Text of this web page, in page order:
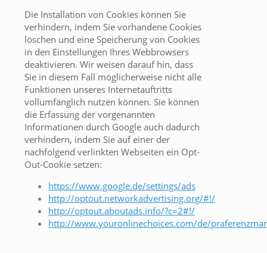
Die Installation von Cookies können Sie
verhindern, indem Sie vorhandene Cookies
löschen und eine Speicherung von Cookies
in den Einstellungen Ihres Webbrowsers
deaktivieren. Wir weisen darauf hin, dass
Sie in diesem Fall möglicherweise nicht alle
Funktionen unseres Internetauftritts
vollumfänglich nutzen können. Sie können
die Erfassung der vorgenannten
Informationen durch Google auch dadurch
verhindern, indem Sie auf einer der
nachfolgend verlinkten Webseiten ein Opt-
Out-Cookie setzen:
https://www.google.de/settings/ads
http://optout.networkadvertising.org/#!/
http://optout.aboutads.info/?c=2#!/
http://www.youronlinechoices.com/de/